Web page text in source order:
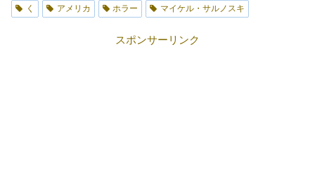
く
アメリカ ホラー マイケル・サルノスキ
スポンサーリンク